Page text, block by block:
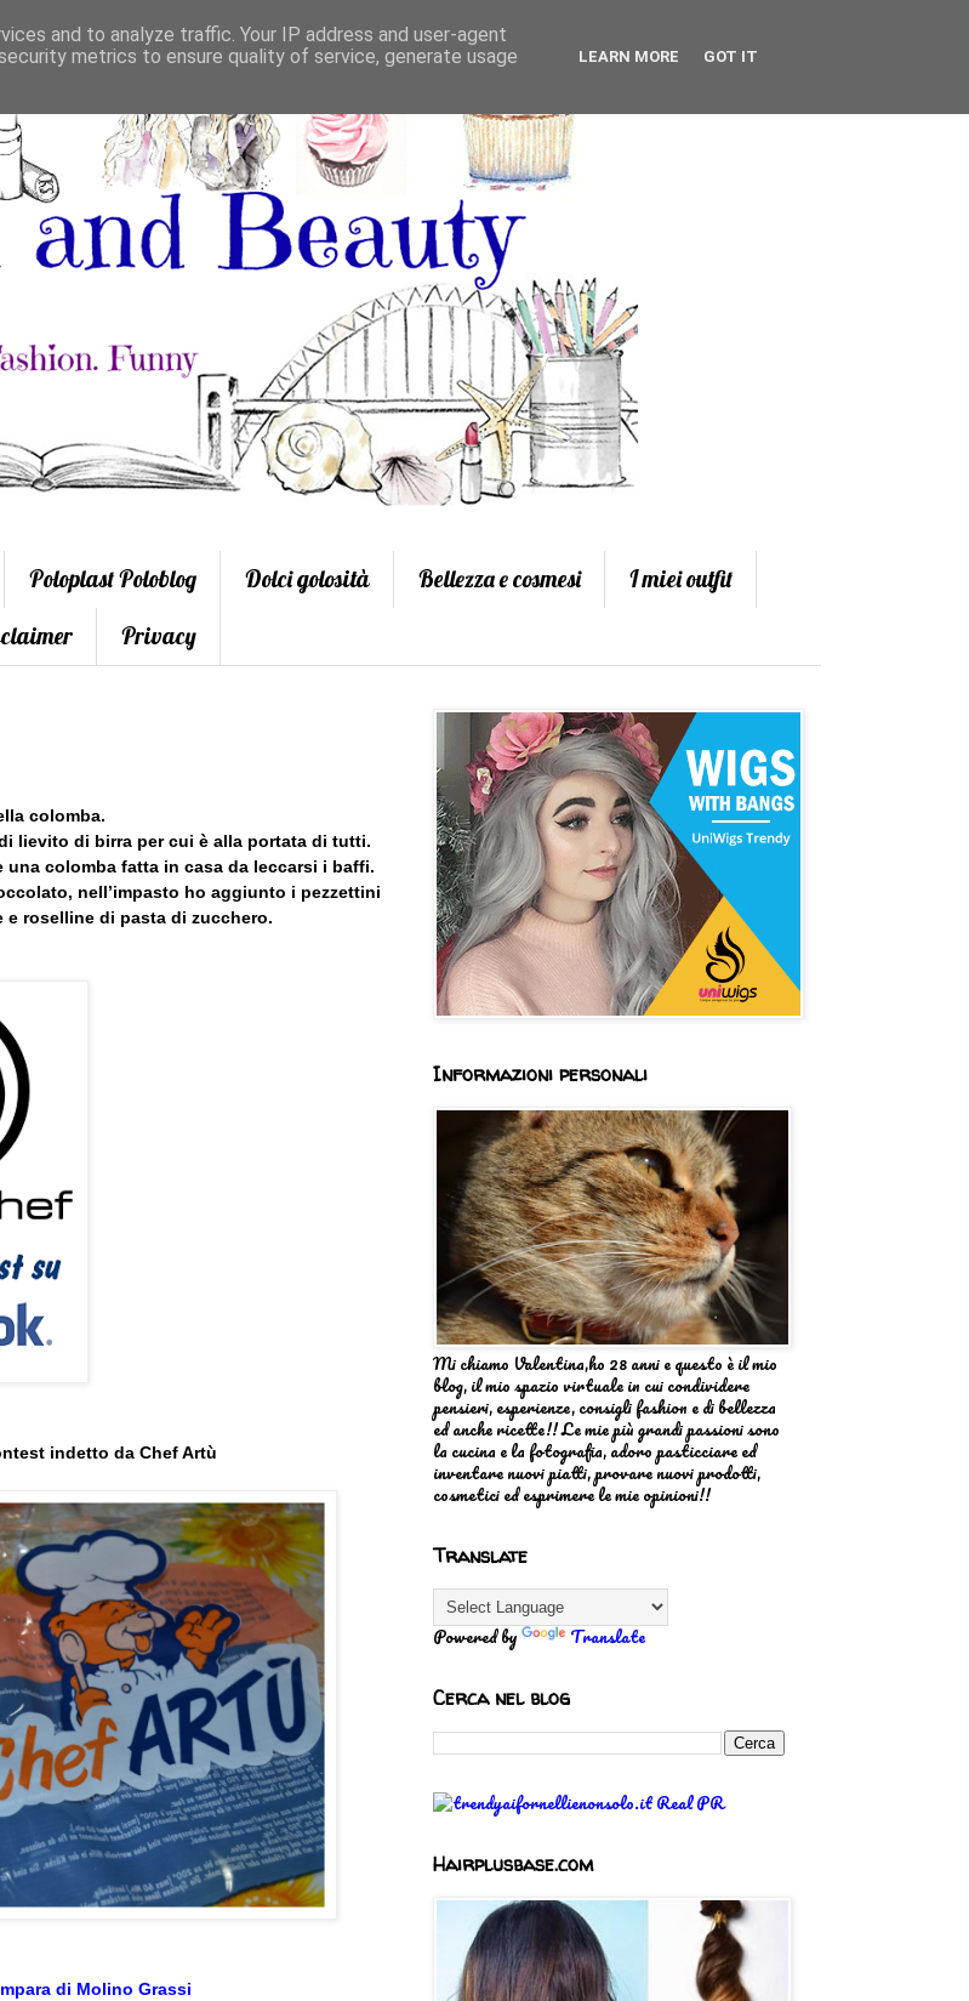
Poloplast Poloblog Dolci golosità Bellezza e cosmesi
I miei outfit
Privacy
colomba.
lievito di birra per cui è alla portata di tutti.
colomba fatta in casa da leccarsi i baffi.
nell’impasto ho aggiunto i pezzettini
roselline di pasta di zucchero.
indetto da Chef Artù
di Molino Grassi
Informazioni personali
Mi chiamo Valentina,ho 28 anni e questo è il mio
blog, il mio spazio virtuale in cui condividere
pensieri, esperienze, consigli fashion e di bellezza
ed anche ricette!! Le mie più grandi passioni sono
la cucina e la fotografia, adoro pasticciare ed
inventare nuovi piatti, provare nuovi prodotti,
cosmetici ed esprimere le mie opinioni!!
Translate
Powered by Translate
Cerca nel blog
Hairplusbase.com
and to analyze traffic. Your IP address and user-agent
metrics to ensure quality of service, generate usage
LEARN MORE GOT IT